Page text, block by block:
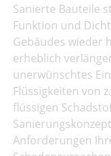
Sanierte Bauteile
Funktion und
Gebäudes wieder
erheblich
unerwünschtes
Flüssigkeiten von
flüssigen
Anforderungen